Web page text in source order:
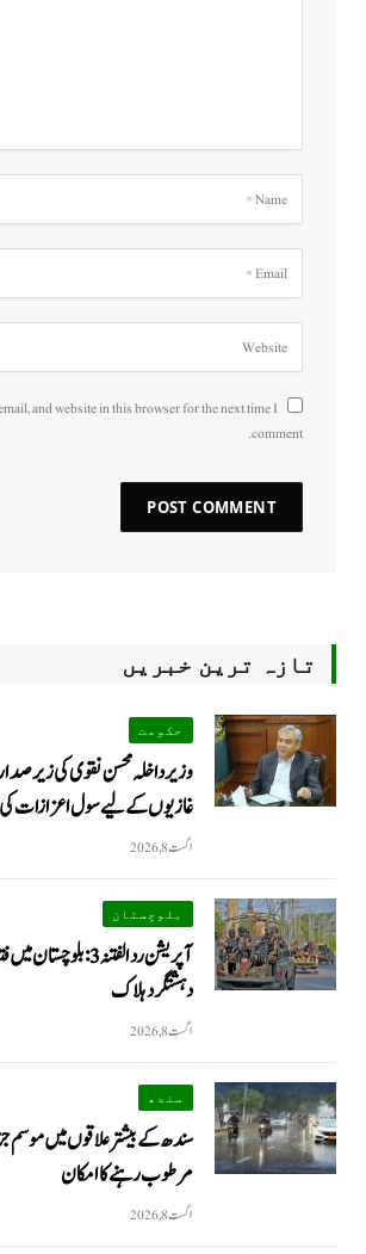
and website in this browser for the next time I
comment.
تازہ ترین خبریں
حکومت
وزیرداخلہ محسن نقوی کی زیر
غازیوں کے لیے سول اعزازات
اگست 8, 2026
بلوچستان
دہشتگرد ہلاک
اگست 8, 2026
سندھ
سندھ کے بیشتر علاقوں میں موسم
مرطوب رہنے کا امکان
اگست 8, 2026